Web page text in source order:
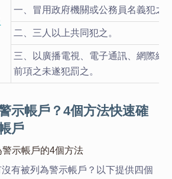
一、冒用政府機關或公務員名義犯之
二、三人以上共同犯之。
三、以廣播電視、電子通訊、網際網
前項之未遂犯罰之。
示帳戶？4個方法快速確
戶
示帳戶的4個方法
有被列為警示帳戶？以下提供四個